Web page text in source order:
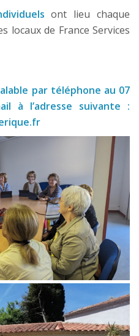
ont lieu chaque
locaux de France Services
par téléphone au 07
à l’adresse suivante :